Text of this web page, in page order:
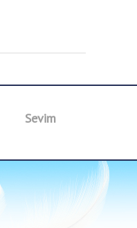
Sevim